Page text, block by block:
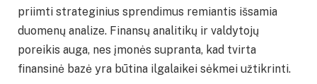
priimti strateginius sprendimus remiantis išsamia
duomenų analize. Finansų analitikų ir valdytojų
poreikis auga, nes įmonės supranta, kad tvirta
finansinė bazė yra būtina ilgalaikei sėkmei užtikrinti.